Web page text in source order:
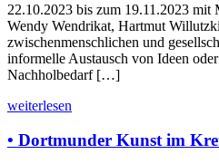
22.10.2023 bis zum 19.11.2023
Wendy Wendrikat, Hartmut
zwischenmenschlichen und
informelle Austausch von Ideen
Nachholbedarf […]
weiterlesen
• Dortmunder Kunst im